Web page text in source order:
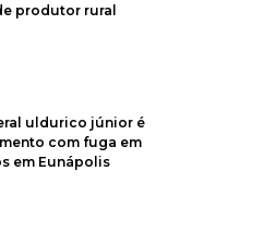
produtor rural
uldurico júnior é
com fuga em
em Eunápolis